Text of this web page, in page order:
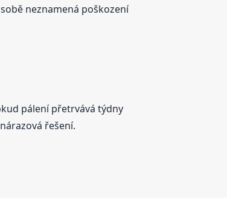
neznamená poškození
pálení přetrvává týdny
řešení.